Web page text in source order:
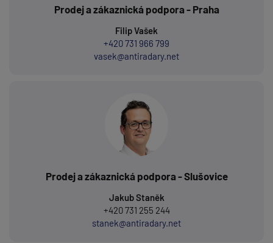
Prodej a zákaznická podpora - Praha
Filip Vašek
+420 731 966 799
vasek@antiradary.net
Prodej a zákaznická podpora - Slušovice
Jakub Staněk
+420 731 255 244
stanek@antiradary.net